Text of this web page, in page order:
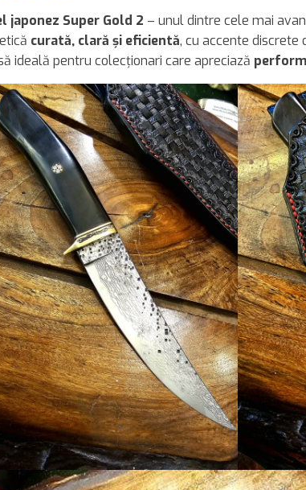
japonez Super Gold 2 – unul dintre cele mai
curată, clară și eficientă, cu accente discrete
ideală pentru colecționari care apreciază